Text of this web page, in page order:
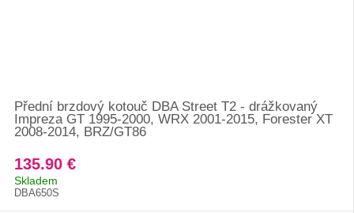
Přední brzdový kotouč DBA Street T2 - drážkovaný
Impreza GT 1995-2000, WRX 2001-2015, Forester XT
2008-2014, BRZ/GT86
135.90 €
Skladem
DBA650S